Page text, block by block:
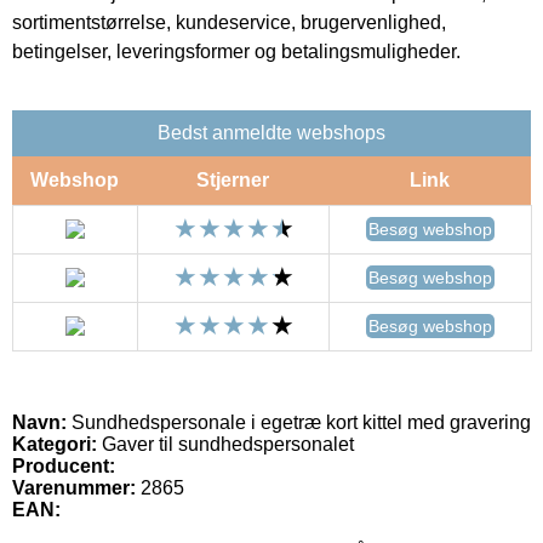
sortimentstørrelse, kundeservice, brugervenlighed,
betingelser, leveringsformer og betalingsmuligheder.
Bedst anmeldte webshops
Webshop Stjerner Link
Besøg webshop
Besøg webshop
Besøg webshop
Navn: Sundhedspersonale i egetræ kort kittel med gravering
Kategori: Gaver til sundhedspersonalet
Producent:
Varenummer: 2865
EAN: